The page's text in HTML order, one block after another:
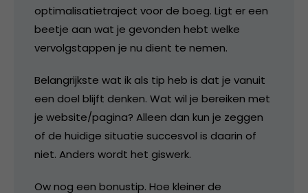
optimalisatietraject voor de boeg. Ligt er een
beetje aan wat je gevonden hebt welke
vervolgstappen je nu dient te nemen.
Belangrijkste wat ik als tip heb is dat je vanuit
een doel blijft denken. Wat wil je bereiken met
je website/pagina? Alleen dan kun je zeggen
of de huidige situatie succesvol is daarin of
niet. Anders wordt het giswerk.
Ow nog een bonustip. Hoe kleiner de